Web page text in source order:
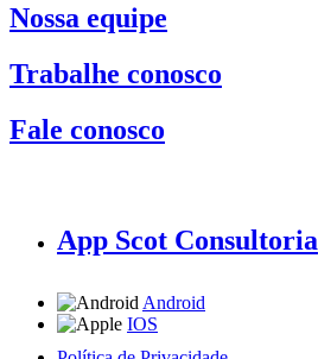
Nossa equipe
Trabalhe conosco
Fale conosco
App Scot Consultoria
Android
IOS